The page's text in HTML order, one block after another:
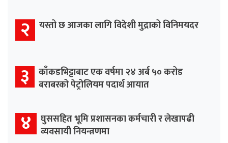
२ यस्तो छ आजका लागि विदेशी मुद्राको विनिमयदर
३ काँकडभिट्टाबाट एक वर्षमा २४ अर्ब ५० करोड
बराबरको पेट्रोलियम पदार्थ आयात
४ घुससहित भूमि प्रशासनका कर्मचारी र लेखापढी
व्यवसायी नियन्त्रणमा